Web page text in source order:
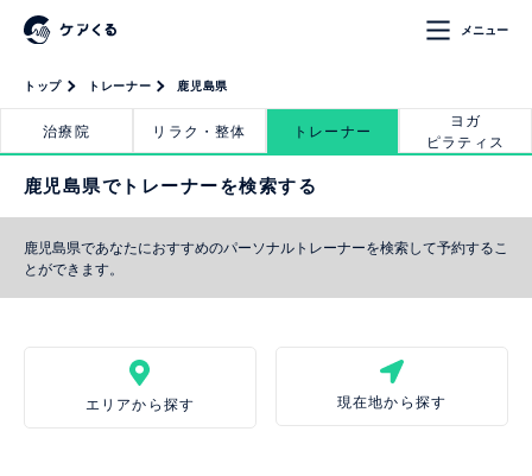
メニュー
トップ トレーナー 鹿児島県
治療院 リラク・整体 トレーナー
ヨガ
ピラティス
鹿児島県でトレーナーを検索する
鹿児島県であなたにおすすめのパーソナルトレーナーを検索して予約するこ
とができます。
エリアから探す 現在地から探す